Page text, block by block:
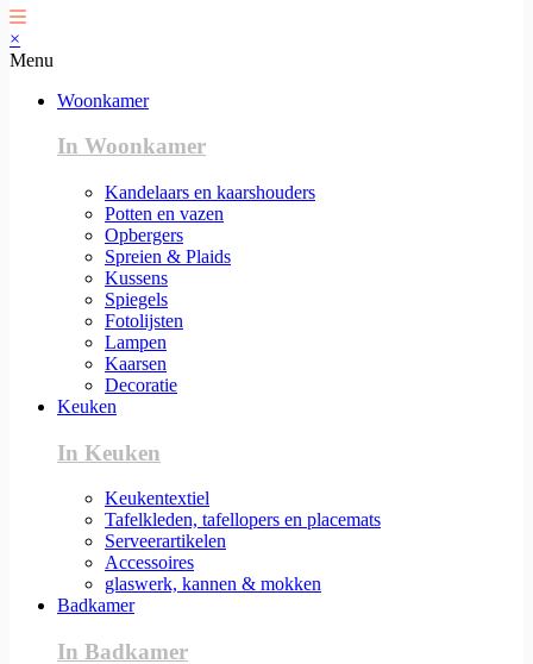
×
Menu
Woonkamer
In Woonkamer
Kandelaars en kaarshouders
Potten en vazen
Opbergers
Spreien & Plaids
Kussens
Spiegels
Fotolijsten
Lampen
Kaarsen
Decoratie
Keuken
In Keuken
Keukentextiel
Tafelkleden, tafellopers en placemats
Serveerartikelen
Accessoires
glaswerk, kannen & mokken
Badkamer
In Badkamer